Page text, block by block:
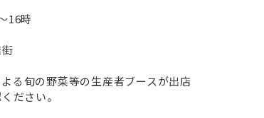
16時
旬の野菜等の生産者ブースが出店
さい。